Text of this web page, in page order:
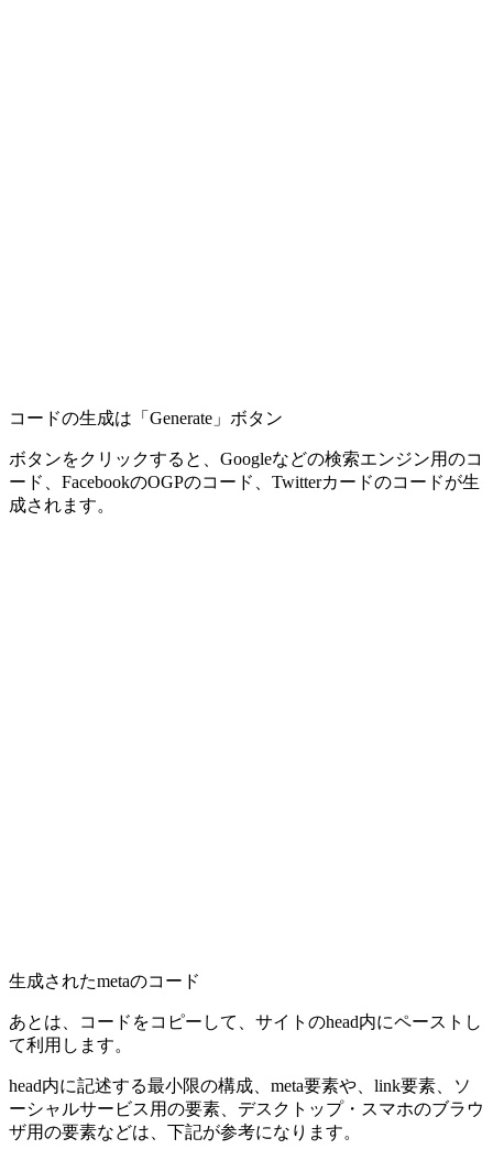
コードの生成は「Generate」ボタン
ボタンをクリックすると、Googleなどの検索エンジン用のコ
ード、FacebookのOGPのコード、Twitterカードのコードが生
成されます。
生成されたmetaのコード
あとは、コードをコピーして、サイトのhead内にペーストし
て利用します。
head内に記述する最小限の構成、meta要素や、link要素、ソ
ーシャルサービス用の要素、デスクトップ・スマホのブラウ
ザ用の要素などは、下記が参考になります。